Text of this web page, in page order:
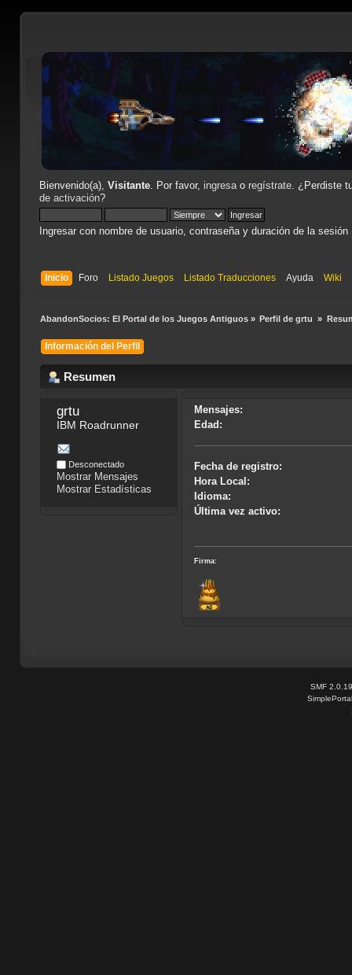
Bienvenido(a), Visitante. Por favor, ingresao regístrate. ¿Perdiste
de activación?
Ingresar con nombre de usuario, contraseña y duración de la sesión
Inicio Foro Listado Juegos Listado Traducciones Ayuda Wiki
AbandonSocios: El Portal de los Juegos Antiguos» Perfil de grtu »
Información del Perfil
Resumen
grtu
IBM Roadrunner
Desconectado
Mostrar Mensajes
Mostrar Estadísticas
Mensajes:
Edad:
Fecha de registro:
Hora Local:
Idioma:
Última vez activo:
Firma:
SMF 2.0.19